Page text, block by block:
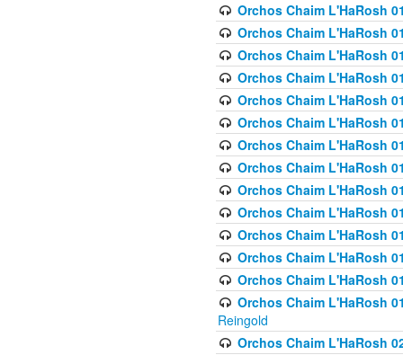
Orchos Chaim L'HaRosh
Orchos Chaim L'HaRosh
Orchos Chaim L'HaRosh
Orchos Chaim L'HaRosh
Orchos Chaim L'HaRosh
Orchos Chaim L'HaRosh
Orchos Chaim L'HaRosh
Orchos Chaim L'HaRosh
Orchos Chaim L'HaRosh
Orchos Chaim L'HaRosh
Orchos Chaim L'HaRosh
Orchos Chaim L'HaRosh
Orchos Chaim L'HaRosh
Orchos Chaim L'HaRosh
Reingold
Orchos Chaim L'HaRosh